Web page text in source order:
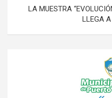
LA MUESTRA
LLEGA